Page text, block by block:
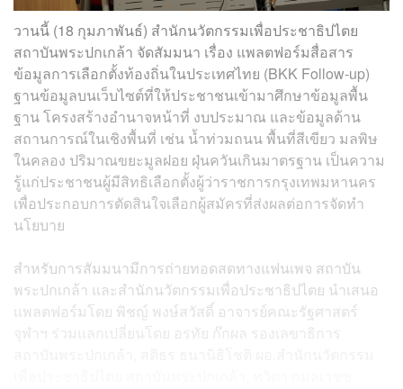
วานนี้ (18 กุมภาพันธ์) สำนักนวัตกรรมเพื่อประชาธิปไตย
สถาบันพระปกเกล้า จัดสัมมนา เรื่อง แพลตฟอร์มสื่อสาร
ข้อมูลการเลือกตั้งท้องถิ่นในประเทศไทย (BKK Follow-up)
ฐานข้อมูลบนเว็บไซต์ที่ให้ประชาชนเข้ามาศึกษาข้อมูลพื้น
ฐาน โครงสร้างอำนาจหน้าที่ งบประมาณ และข้อมูลด้าน
สถานการณ์ในเชิงพื้นที่ เช่น น้ำท่วมถนน พื้นที่สีเขียว มลพิษ
ในคลอง ปริมาณขยะมูลฝอย ฝุ่นควันเกินมาตรฐาน เป็นความ
รู้แก่ประชาชนผู้มีสิทธิเลือกตั้งผู้ว่าราชการกรุงเทพมหานคร
เพื่อประกอบการตัดสินใจเลือกผู้สมัครที่ส่งผลต่อการจัดทำ
นโยบาย
สำหรับการสัมมนามีการถ่ายทอดสดทางแฟนเพจ สถาบัน
พระปกเกล้า และสำนักนวัตกรรมเพื่อประชาธิปไตย นำเสนอ
แพลตฟอร์มโดย พิชญ์ พงษ์สวัสดิ์ อาจารย์คณะรัฐศาสตร์
จุฬาฯ ร่วมแลกเปลี่ยนโดย อรทัย ก๊กผล รองเลขาธิการ